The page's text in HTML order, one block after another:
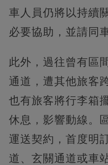
車人員仍將以持續
必要協助，並請同
此外，過往曾有區
通道，遭其他旅客
也有旅客將行李箱
休息，影響動線。
運送契約，首度明
道、玄關通道或車